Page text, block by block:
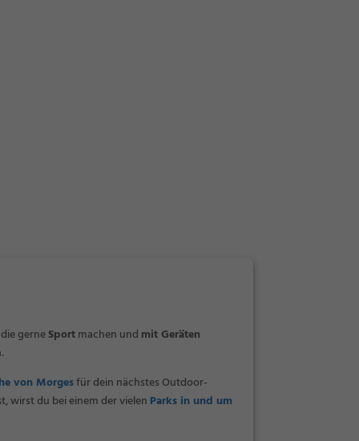
gerneSportmachen und mit Geräten
von Morgesfür dein nächstes Outdoor-
wirst du bei einem der vielen Parks in und um